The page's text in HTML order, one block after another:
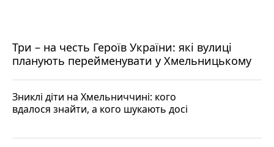
Три – на честь Героїв України: які вулиці
планують перейменувати у Хмельницькому
Зниклі діти на Хмельниччині: кого
вдалося знайти, а кого шукають досі